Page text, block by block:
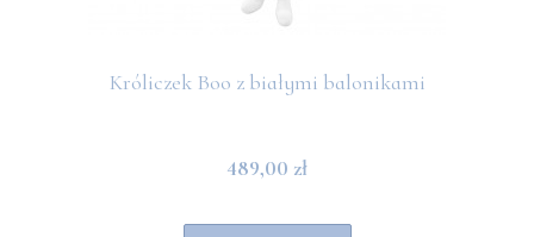
Króliczek Boo z białymi balonikami
489,00 zł